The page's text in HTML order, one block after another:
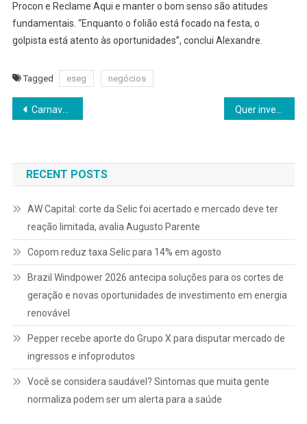
Procon e Reclame Aqui e manter o bom senso são atitudes
fundamentais. “Enquanto o folião está focado na festa, o
golpista está atento às oportunidades”, conclui Alexandre.
Tagged eseg negócios
Navegação
Post
Carnaval e excesso de estímulos podem agravar ansiedade e esgotamento emocional em pessoas mais sensíveis
RECENT POSTS
AW Capital: corte da Selic foi acertado e mercado deve ter
reação limitada, avalia Augusto Parente
Copom reduz taxa Selic para 14% em agosto
Brazil Windpower 2026 antecipa soluções para os cortes de
geração e novas oportunidades de investimento em energia
renovável
Pepper recebe aporte do Grupo X para disputar mercado de
ingressos e infoprodutos
Você se considera saudável? Sintomas que muita gente
normaliza podem ser um alerta para a saúde